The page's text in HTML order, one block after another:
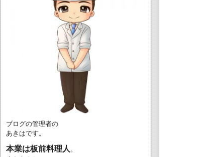
ブログの管理者の
あきはです。
本業は板前料理人 。